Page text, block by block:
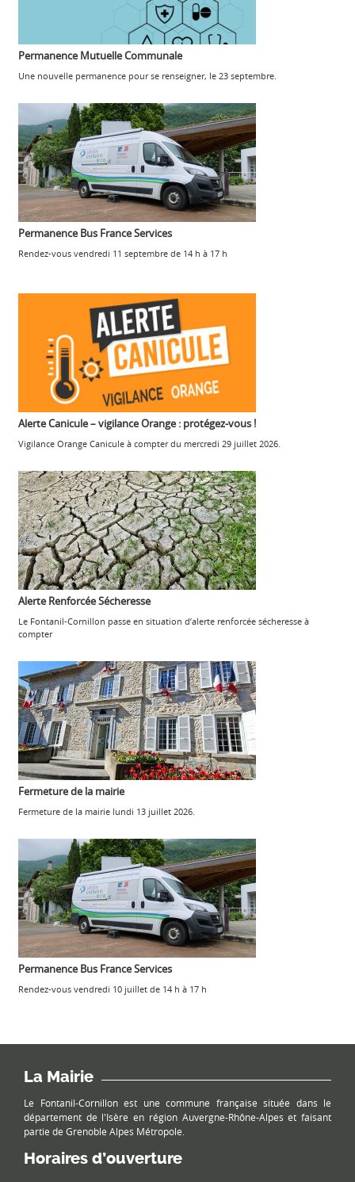
Permanence Mutuelle Communale
Une nouvelle permanence pour se renseigner, le 23 septembre.
Permanence Bus France Services
Rendez-vous vendredi 11 septembre de 14 h à 17 h
Alerte Canicule – vigilance Orange : protégez-vous !
Vigilance Orange Canicule à compter du mercredi 29 juillet 2026.
Alerte Renforcée Sécheresse
Le Fontanil-Cornillon passe en situation d’alerte renforcée sécheresse à
compter
Fermeture de la mairie
Fermeture de la mairie lundi 13 juillet 2026.
Permanence Bus France Services
Rendez-vous vendredi 10 juillet de 14 h à 17 h
La Mairie
Le Fontanil-Cornillon est une commune française située dans le
département de l'Isère en région Auvergne-Rhône-Alpes et faisant
partie de Grenoble Alpes Métropole.
Horaires d’ouverture